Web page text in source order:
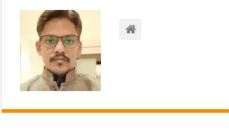
o
k
p